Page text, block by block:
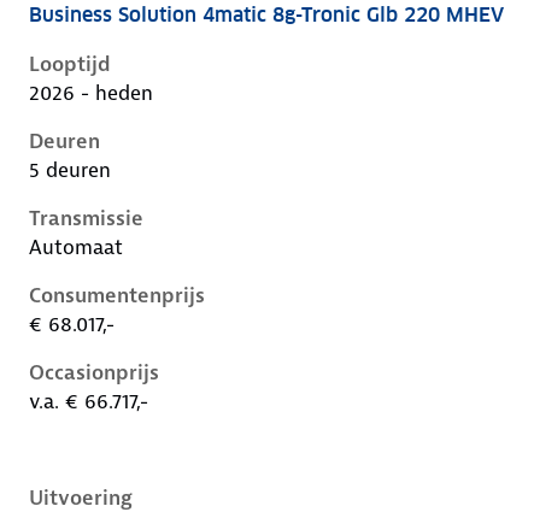
Mercedes Glb-Klasse ii-x248, glb 220 mhev, 155 kW,
Business Solution 4matic 8g-Tronic Glb 220 MHEV
Looptijd
2026 - heden
Deuren
5 deuren
Transmissie
Automaat
Consumentenprijs
€ 68.017,-
Occasionprijs
v.a. € 66.717,-
Uitvoering